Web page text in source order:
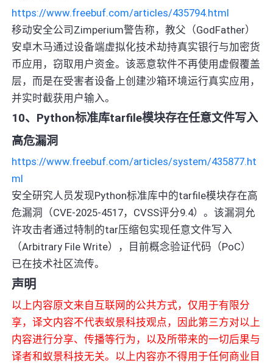
https://www.freebuf.com/articles/435794.html
移动安全公司Zimperium警告称，教父（GodFather）
安卓木马通过设备端虚拟化技术劫持真实银行与加密货
币应用，窃取用户资金。该恶意软件不再使用虚假覆盖
层，而是在受害者设备上创建沙箱环境运行真实应用，
并实时截获用户输入。
10、Python标准库tarfile模块存在任意文件写入
高危漏洞
https://www.freebuf.com/articles/system/435877.ht
ml
安全研究人员发现Python标准库中的tarfile模块存在高
危漏洞（CVE-2025-4517，CVSS评分9.4）。该漏洞允
许攻击者通过特制的tar压缩包实现任意文件写入
（Arbitrary File Write），目前概念验证代码（PoC）
已在技术社区流传。
声明
以上内容原文来自互联网的公共方式，仅用于有限分
享，译文内容不代表蚁景科技观点，因此第三方对以上
内容进行分享、传播等行为，以及所带来的一切后果与
译者和蚁景科技无关。以上内容亦不得用于任何商业目